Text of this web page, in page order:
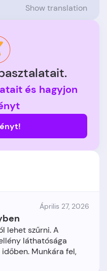
Show translation
és hagyjon
Április 27, 2026
lehet szűrni. A
láthatósága
Munkára fel,